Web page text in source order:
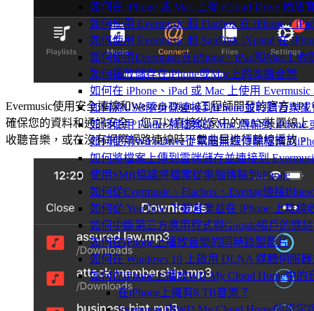
如何在 iPhone 或 Mac 上從 iCloud Drive 播放
如何使用 Evermusic 和 Flacbox 在 iPhone、
如何使用 Evermusic 和 SanDisk iXpand 在
如何使用Evermusic在iPhone、iPad和Mac上收
如何播放儲存在iPhone或Mac上的本機音樂
如何在 iPhone、iPad 或 Mac 上使用
如何將USB隨身碟連接到iPhone並聆聽音樂
如何使用 Finder 將檔案從 Mac 傳輸到 iPhone
如何使用WiFi-Drive從電腦無線傳輸檔案到
如何將檔案上傳到雲端儲存並連接到
使用SMB協議將檔案從電腦傳輸到iPhone
如何從Evermusic、Flacbox、Evertag連接
如何從 YouTube 下載音樂並在 iPhone 上離線
如何中斷第三方應用程式與Google帳戶的連結
如何在iPhone上播放音樂的同時錄製影片
如何在 Windows 10 上啟用 DLNA 媒體伺服
如何在iPhone上播放WD My Cloud Home中的
在iPhone上擁有8 TB音樂？
Evermusic使用安全連線和Western Digital工程師開發的官方API
確保您的資料和通訊安全。您可以直接從家中的NAS裝置線上
收聽音樂，或在沒有網際網路連線時下載曲目進行離線播放。